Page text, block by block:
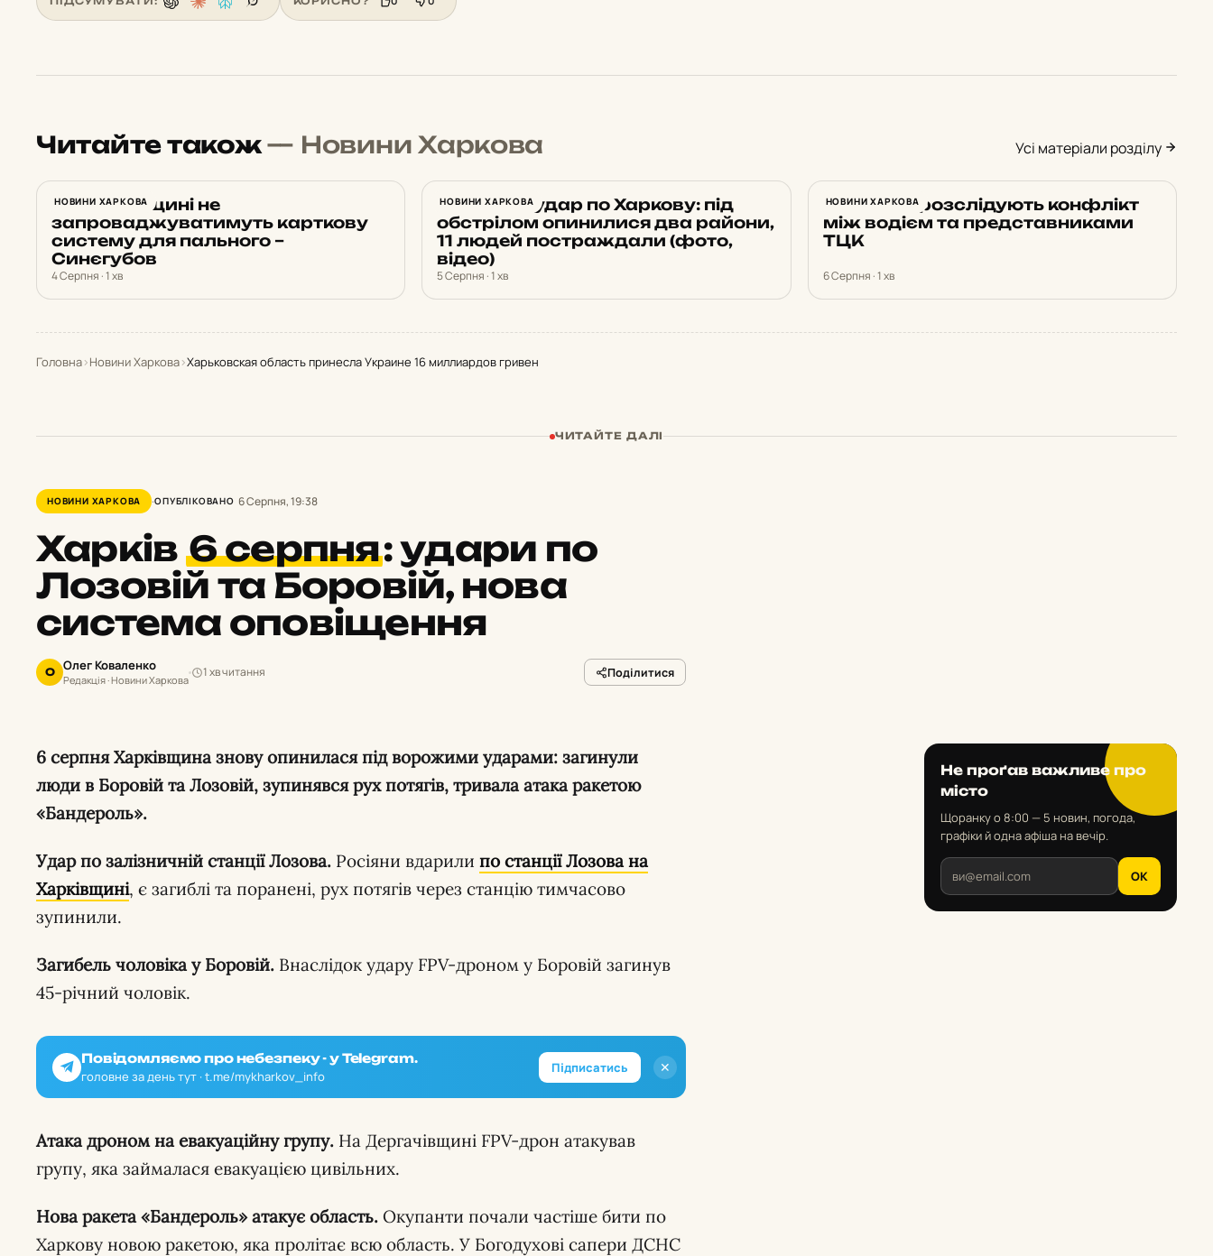
Читайте також— Новини Харкова Усі матеріали розділу
НОВИНИ ХАРКОВА
На Харківщині не
запроваджуватимуть карткову
систему для пального –
Синєгубов
4 Серпня · 1 хв
НОВИНИ ХАРКОВА
Ракетний удар по Харкову: під
обстрілом опинилися два райони,
11 людей постраждали (фото,
відео)
5 Серпня · 1 хв
НОВИНИ ХАРКОВА
У Харкові розслідують конфлікт
між водієм та представниками
ТЦК
6 Серпня · 1 хв
Головна›Новини Харкова›Харьковская область принесла Украине 16 миллиардов гривен
ЧИТАЙТЕ ДАЛІ
НОВИНИ ХАРКОВА ОПУБЛІКОВАНО 6 Серпня, 19:38
Харків 6 серпня:удари по
Лозовій та Боровій, нова
система оповіщення
О Олег Коваленко
Редакція · Новини Харкова
1 хв читання Поділитися
6 серпня Харківщина знову опинилася під ворожими ударами: загинули
люди в Боровій та Лозовій, зупинявся рух потягів, тривала атака ракетою
«Бандероль».
Удар по залізничній станції Лозова. Росіяни вдарили по станції Лозова на
Харківщині, є загиблі та поранені, рух потягів через станцію тимчасово
зупинили.
Загибель чоловіка у Боровій. Внаслідок удару FPV-дроном у Боровій загинув
45-річний чоловік.
✕
Повідомляємо про небезпеку - у Telegram.
головне за день тут · t.me/mykharkov_info
Підписатись
Атака дроном на евакуаційну групу. На Дергачівщині FPV-дрон атакував
групу, яка займалася евакуацією цивільних.
Нова ракета «Бандероль» атакує область. Окупанти почали частіше бити по
Харкову новою ракетою, яка пролітає всю область. У Богодухові сапери ДСНС
Не проґав важливе про
місто
Щоранку о 8:00 — 5 новин, погода,
графіки й одна афіша на вечір.
OK